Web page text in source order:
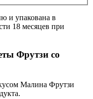
и упакована в
18 месяцев при
Фрутзи со
Малина Фрутзи